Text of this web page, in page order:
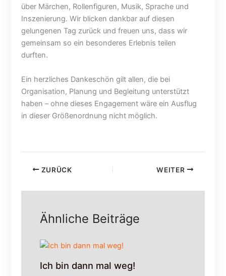
über Märchen, Rollenfiguren, Musik, Sprache und
Inszenierung. Wir blicken dankbar auf diesen
gelungenen Tag zurück und freuen uns, dass wir
gemeinsam so ein besonderes Erlebnis teilen
durften.
Ein herzliches Dankeschön gilt allen, die bei
Organisation, Planung und Begleitung unterstützt
haben – ohne dieses Engagement wäre ein Ausflug
in dieser Größenordnung nicht möglich.
ZURÜCK WEITER
Ähnliche Beiträge
Ich bin dann mal weg!
2
0
.
7
0
2
6
;
s
e
n
h
p
n
g
e